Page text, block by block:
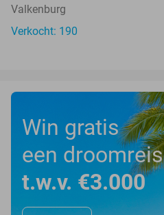
Valkenburg
Verkocht: 190
Win gratis
een droomreis
t.w.v. €3.000